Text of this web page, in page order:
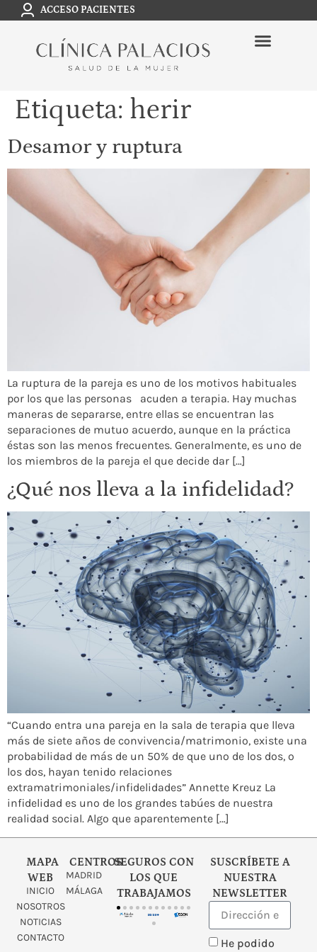
ACCESO PACIENTES
Etiqueta: herir
Desamor y ruptura
La ruptura de la pareja es uno de los motivos habituales
por los que las personas acuden a terapia. Hay muchas
maneras de separarse, entre ellas se encuentran las
separaciones de mutuo acuerdo, aunque en la práctica
éstas son las menos frecuentes. Generalmente, es uno de
los miembros de la pareja el que decide dar […]
¿Qué nos lleva a la infidelidad?
“Cuando entra una pareja en la sala de terapia que lleva
más de siete años de convivencia/matrimonio, existe una
probabilidad de más de un 50% de que uno de los dos, o
los dos, hayan tenido relaciones
extramatrimoniales/infidelidades” Annette Kreuz La
infidelidad es uno de los grandes tabúes de nuestra
realidad social. Algo que aparentemente […]
MAPA
WEB
INICIO
NOSOTROS
NOTICIAS
CONTACTO
CENTROS
MADRID
MÁLAGA
SEGUROS CON
LOS QUE
TRABAJAMOS
SUSCRÍBETE A
NUESTRA
NEWSLETTER
He podido